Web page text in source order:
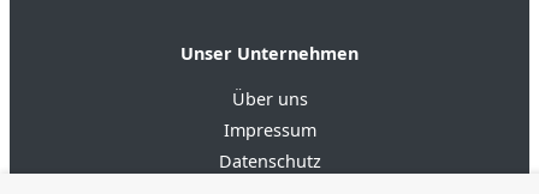
Unser Unternehmen
Über uns
Impressum
Datenschutz